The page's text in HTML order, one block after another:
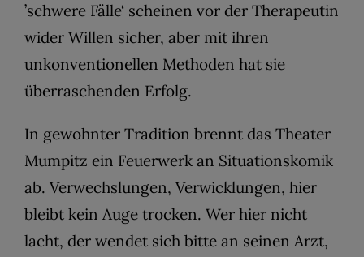
’schwere Fälle‘ scheinen vor der Therapeutin
wider Willen sicher, aber mit ihren
unkonventionellen Methoden hat sie
überraschenden Erfolg.
In gewohnter Tradition brennt das Theater
Mumpitz ein Feuerwerk an Situationskomik
ab. Verwechslungen, Verwicklungen, hier
bleibt kein Auge trocken. Wer hier nicht
lacht, der wendet sich bitte an seinen Arzt,